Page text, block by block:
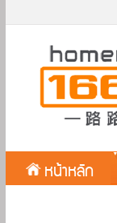
หน้าหลัก